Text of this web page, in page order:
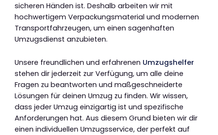
sicheren Händen ist. Deshalb arbeiten wir mit
hochwertigem Verpackungsmaterial und modernen
Transportfahrzeugen, um einen sagenhaften
Umzugsdienst anzubieten.
Unsere freundlichen und erfahrenen Umzugshelfer
stehen dir jederzeit zur Verfügung, um alle deine
Fragen zu beantworten und maßgeschneiderte
Lösungen für deinen Umzug zu finden. Wir wissen,
dass jeder Umzug einzigartig ist und spezifische
Anforderungen hat. Aus diesem Grund bieten wir dir
einen individuellen Umzugsservice, der perfekt auf